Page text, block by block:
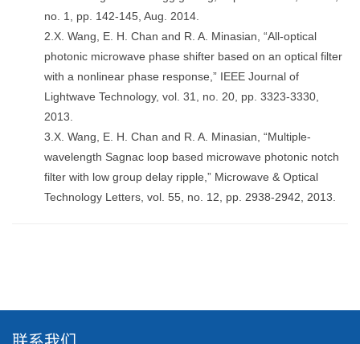
no. 1, pp. 142-145, Aug. 2014.
2.X. Wang, E. H. Chan and R. A. Minasian, “All-optical
photonic microwave phase shifter based on an optical filter
with a nonlinear phase response,” IEEE Journal of
Lightwave Technology, vol. 31, no. 20, pp. 3323-3330,
2013.
3.X. Wang, E. H. Chan and R. A. Minasian, “Multiple-
wavelength Sagnac loop based microwave photonic notch
filter with low group delay ripple,” Microwave & Optical
Technology Letters, vol. 55, no. 12, pp. 2938-2942, 2013.